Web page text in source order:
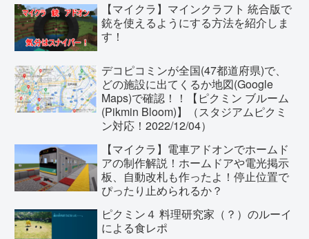
【マイクラ】マインクラフト 統合版で
銃を使えるようにする方法を紹介しま
す！
デコピコミンが全国(47都道府県)で、
どの施設に出てくるか地図(Google
Maps)で確認！！【ピクミン ブルーム
(Pikmin Bloom)】（スタジアムピクミ
ン対応！2022/12/04）
【マイクラ】電車アドオンでホームド
アの制作解説！ホームドアや電光掲示
板、自動改札も作ったよ！停止位置で
ぴったり止められるか？
ピクミン４ 料理研究家（？）のルーイ
による食レポ